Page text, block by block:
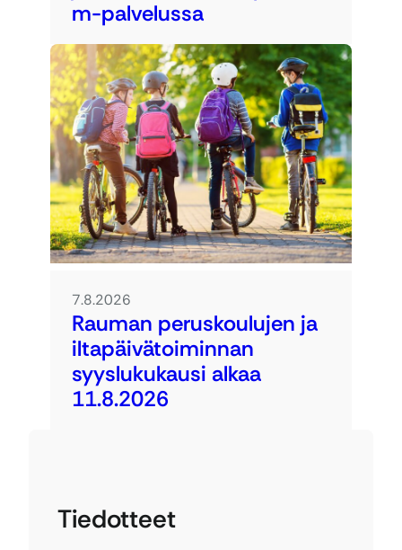
m-palvelussa
7.8.2026
Rauman peruskoulujen ja
iltapäivätoiminnan
syyslukukausi alkaa
11.8.2026
Tiedotteet